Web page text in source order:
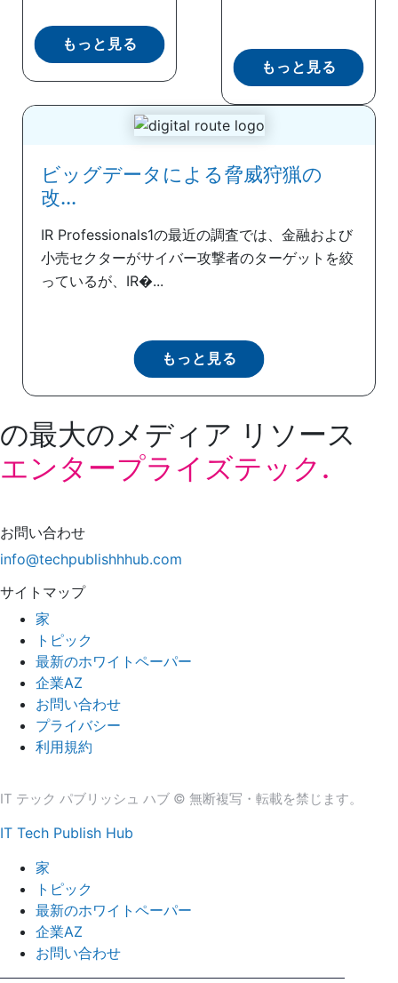
もっと見る
もっと見る
ビッグデータによる脅威狩猟の
改...
IR Professionals1の最近の調査では、金融および
小売セクターがサイバー攻撃者のターゲットを絞
っているが、IR�...
もっと見る
の最大のメディア リソース
エンタープライズテック.
お問い合わせ
info@techpublishhhub.com
サイトマップ
家
トピック
最新のホワイトペーパー
企業AZ
お問い合わせ
プライバシー
利用規約
IT テック パブリッシュ ハブ © 無断複写・転載を禁じます。
IT Tech Publish Hub
家
トピック
最新のホワイトペーパー
企業AZ
お問い合わせ